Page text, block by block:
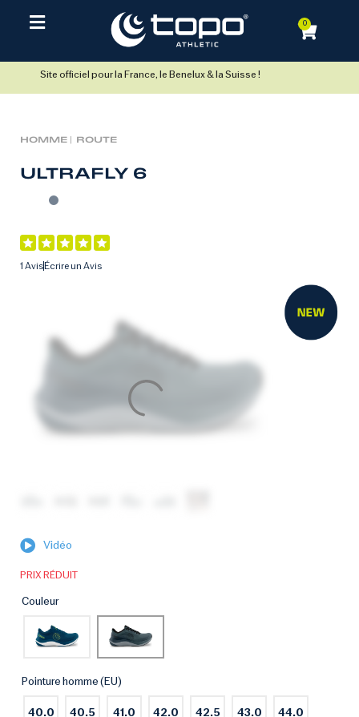
0
Site officiel pour la France, le Benelux & la Suisse !
HOMME | ROUTE
ULTRAFLY 6
1 AvisÉcrire un Avis
Vidéo
PRIX RÉDUIT
Couleur
Pointure homme (EU)
40.0 40.5 41.0 42.0 42.5 43.0 44.0